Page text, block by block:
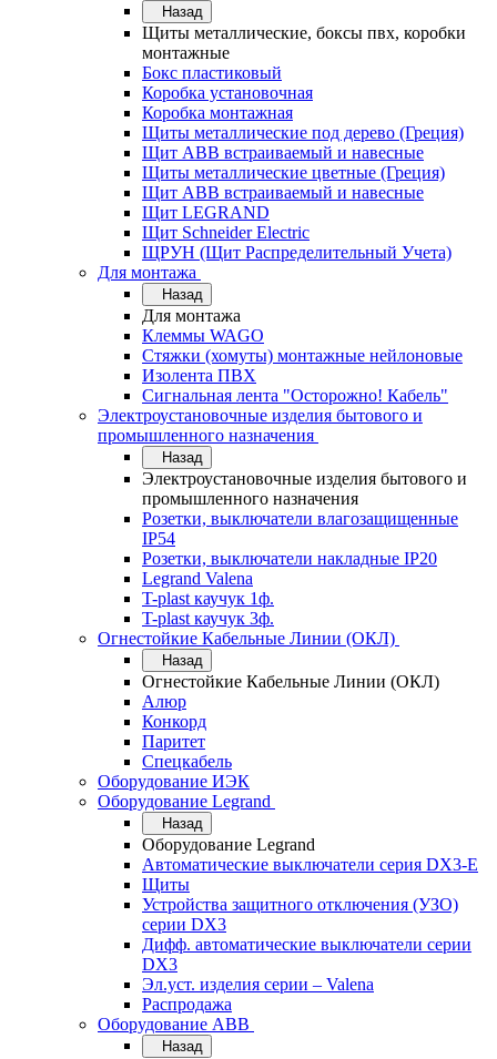
Назад
Щиты металлические, боксы пвх, коробки
монтажные
Бокс пластиковый
Коробка установочная
Коробка монтажная
Щиты металлические под дерево (Греция)
Щит ABB встраиваемый и навесные
Щиты металлические цветные (Греция)
Щит ABB встраиваемый и навесные
Щит LEGRAND
Щит Schneider Electric
ЩРУН (Щит Распределительный Учета)
Для монтажа
Назад
Для монтажа
Клеммы WAGO
Стяжки (хомуты) монтажные нейлоновые
Изолента ПВХ
Сигнальная лента "Осторожно! Кабель"
Электроустановочные изделия бытового и
промышленного назначения
Назад
Электроустановочные изделия бытового и
промышленного назначения
Розетки, выключатели влагозащищенные
IP54
Розетки, выключатели накладные IP20
Legrand Valena
T-plast каучук 1ф.
T-plast каучук 3ф.
Огнестойкие Кабельные Линии (ОКЛ)
Назад
Огнестойкие Кабельные Линии (ОКЛ)
Алюр
Конкорд
Паритет
Спецкабель
Оборудование ИЭК
Оборудование Legrand
Назад
Оборудование Legrand
Автоматические выключатели серия DX3-E
Щиты
Устройства защитного отключения (УЗО)
серии DX3
Дифф. автоматические выключатели серии
DX3
Эл.уст. изделия серии – Valena
Распродажа
Оборудование АВВ
Назад